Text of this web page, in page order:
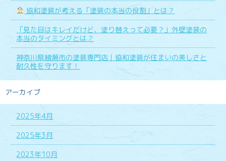
協和塗装が考える「塗装の本当の役割」とは？
「見た目はキレイだけど、塗り替えって必要？」外壁塗装の
本当のタイミングとは？
神奈川県綾瀬市の塗装専門店｜協和塗装が住まいの美しさと
耐久性を守ります！
アーカイブ
2025年4月
2025年3月
2023年10月